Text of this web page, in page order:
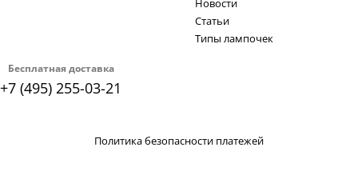
Бесплатная доставка
+7 (495) 255-03-21
Новости
Статьи
Типы лампочек
Политика безопасности платежей